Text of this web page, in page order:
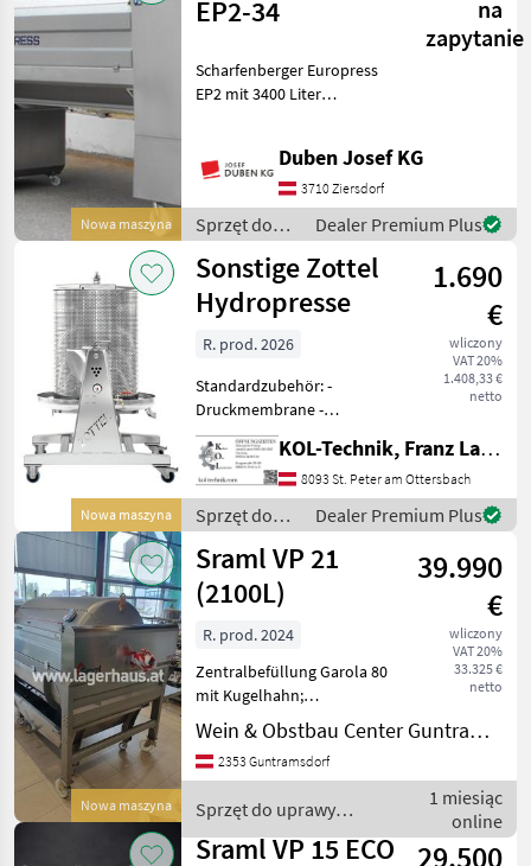
Sonstige
3
Diemme
2
SKRLJ
2
Scharfenberger
Sraml
2
Mythos
1
Pokaż
wszystkie
8
Marketplace
Oferty
dealerów
Ogłoszenia
drobne
Scharfenberger
Nowa maszyna
EP2-34
na
zapytanie
Scharfenberger Europress
EP2 mit 3400 Liter
Displaysteuerung mit
Touchscreen und 10-Zoll-
Monitor seitlich,
Funkfernbedienung, pneu
Duben Josef KG
3710 Ziersdorf
Sprzęt do
uprawy
winorośli /
Scharfenberger
Dealer Premium Plus
Nowa maszyna
Sonstige Zottel
Hydropresse
1.690
€
wliczony
VAT 20%
1.408,33 €
netto
R. prod. 2026
Standardzubehör: -
Druckmembrane -
Presssack - Spritzschutz
Sonderzubehör: - Filtersack
für Trubfiltration
Eigenschaften & Vorteile: -
Hohe Saftausbeute d
KOL-Technik, Franz Lampl-Küssner
8093 St. Peter am Ottersbach
Sprzęt do
uprawy
winorośli /
Sonstige
Dealer Premium Plus
Nowa maszyna
Sraml VP 21
(2100L)
39.990
€
wliczony
VAT 20%
33.325 €
netto
R. prod. 2024
Zentralbefüllung Garola 80
mit Kugelhahn;
Reinigungsöffnung DN 100;
Integrierte Druckluft
(Becker Kompressor Modell
Leseboxen unter Presse
Wein & Obstbau Center Guntramsdorf
2353 Guntramsdorf
Sprzęt do uprawy
winorośli / Sraml
1 miesiąc
online
Sraml VP 15 ECO
29.500